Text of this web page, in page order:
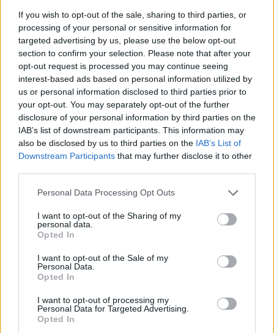
If you wish to opt-out of the sale, sharing to third parties, or
processing of your personal or sensitive information for
targeted advertising by us, please use the below opt-out
section to confirm your selection. Please note that after your
opt-out request is processed you may continue seeing
interest-based ads based on personal information utilized by
us or personal information disclosed to third parties prior to
your opt-out. You may separately opt-out of the further
disclosure of your personal information by third parties on the
IAB’s list of downstream participants. This information may
also be disclosed by us to third parties on the IAB’s List of
Downstream Participants that may further disclose it to other
Please note that this website/app uses one or more Google
not limited to your visit or usage behaviour. You may click to
grant or deny consent to Google and its third-party tags to
use your data for below specified purposes in below Google
consent section.
Personal Data Processing Opt Outs
I want to opt-out of the Sharing of my
personal data.
Opted In
I want to opt-out of the Sale of my
Personal Data.
Opted In
I want to opt-out of processing my
Personal Data for Targeted Advertising.
Opted In
Előfizettem a bécsi pornóra
gybala•2021. október 01.
Duzzadó pucér keblek, gömbölyű fenék,
gondoltam, hogy arról fogok egyszer (büszkén) írni
itt a Balázs utazik blogon, hogy fizettem a pornóért.
Ma előfizettem egy OnlyFans oldalra, így most már
nézhetek olyan pucér…